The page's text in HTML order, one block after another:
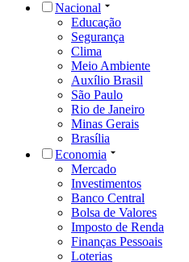
Nacional
Educação
Segurança
Clima
Meio Ambiente
Auxílio Brasil
São Paulo
Rio de Janeiro
Minas Gerais
Brasília
Economia
Mercado
Investimentos
Banco Central
Bolsa de Valores
Imposto de Renda
Finanças Pessoais
Loterias